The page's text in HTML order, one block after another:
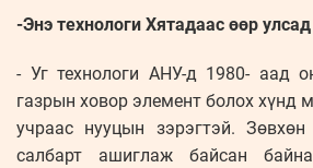
-Энэ технологи Хятадаас өөр
- Уг технологи АНУ-д 1980- аад
газрын ховор элемент болох хүнд
учраас нууцын зэрэгтэй.
салбарт ашиглаж байсан